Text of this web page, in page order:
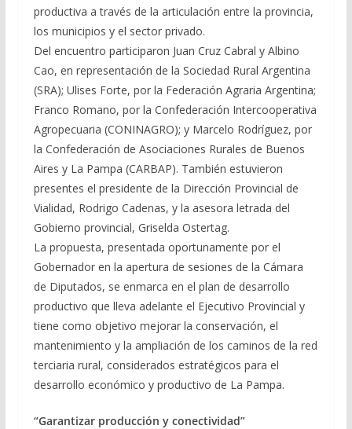
productiva a través de la articulación entre la provincia,
los municipios y el sector privado.
Del encuentro participaron Juan Cruz Cabral y Albino
Cao, en representación de la Sociedad Rural Argentina
(SRA); Ulises Forte, por la Federación Agraria Argentina;
Franco Romano, por la Confederación Intercooperativa
Agropecuaria (CONINAGRO); y Marcelo Rodríguez, por
la Confederación de Asociaciones Rurales de Buenos
Aires y La Pampa (CARBAP). También estuvieron
presentes el presidente de la Dirección Provincial de
Vialidad, Rodrigo Cadenas, y la asesora letrada del
Gobierno provincial, Griselda Ostertag.
La propuesta, presentada oportunamente por el
Gobernador en la apertura de sesiones de la Cámara
de Diputados, se enmarca en el plan de desarrollo
productivo que lleva adelante el Ejecutivo Provincial y
tiene como objetivo mejorar la conservación, el
mantenimiento y la ampliación de los caminos de la red
terciaria rural, considerados estratégicos para el
desarrollo económico y productivo de La Pampa.
“Garantizar producción y conectividad”